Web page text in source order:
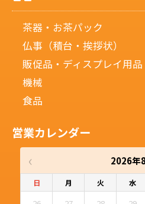
茶器・お茶パック
仏事（積台・挨拶状）
販促品・ディスプレイ用品
機械
食品
営業カレンダー
‹ 2026年
日 月 火 水